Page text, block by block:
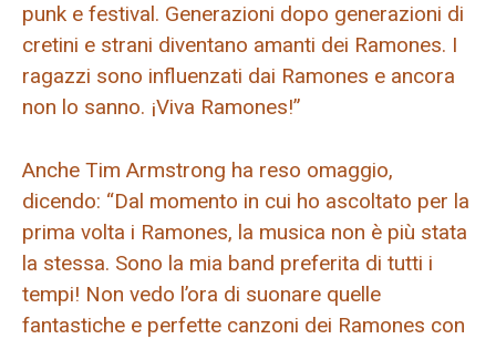
punk e festival. Generazioni dopo generazioni di
cretini e strani diventano amanti dei Ramones. I
ragazzi sono influenzati dai Ramones e ancora
non lo sanno. ¡Viva Ramones!”
Anche Tim Armstrong ha reso omaggio,
dicendo: “Dal momento in cui ho ascoltato per la
prima volta i Ramones, la musica non è più stata
la stessa. Sono la mia band preferita di tutti i
tempi! Non vedo l’ora di suonare quelle
fantastiche e perfette canzoni dei Ramones con